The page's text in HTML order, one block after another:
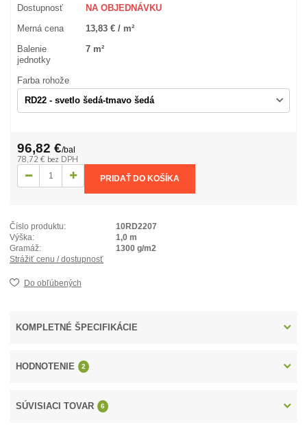
Dostupnosť NA OBJEDNÁVKU
Merná cena 13,83 € / m²
Balenie
jednotky
7 m²
Farba rohože
96,82 €/bal
78,72 € bez DPH
PRIDAŤ DO KOŠÍKA
Číslo produktu:
10RD2207
Výška:
1,0 m
Gramáž:
1300 g/m2
Strážiť cenu / dostupnosť
Do obľúbených
KOMPLETNÉ ŠPECIFIKÁCIE
HODNOTENIE 2
SÚVISIACI TOVAR 6